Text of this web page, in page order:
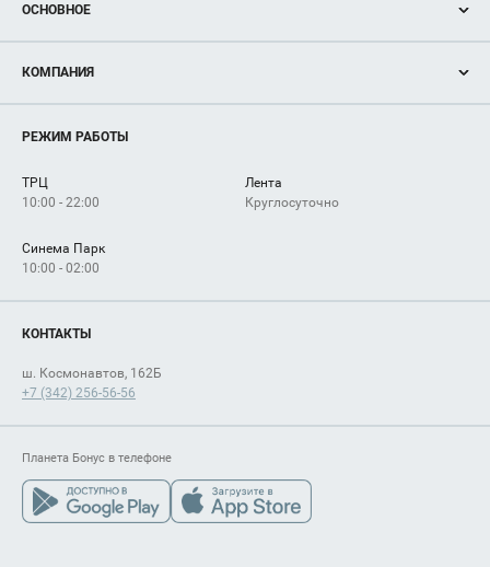
ОСНОВНОЕ
Новости
Магазины
Услуги
КОМПАНИЯ
Рекламодателям
Как добраться
РЕЖИМ РАБОТЫ
ТРЦ
10:00 - 22:00
Лента
Круглосуточно
Синема Парк
10:00 - 02:00
КОНТАКТЫ
ш. Космонавтов, 162Б
+7 (342) 256-56-56
Планета Бонус в телефоне